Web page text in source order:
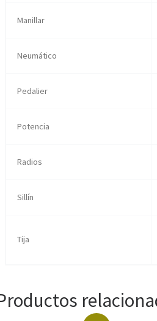
Manillar
Neumático
Pedalier
Potencia
Radios
Sillín
Tija